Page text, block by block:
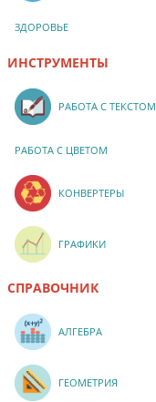
ЗДОРОВЬЕ
ИНСТРУМЕНТЫ
РАБОТА С ТЕКСТОМ
РАБОТА С ЦВЕТОМ
КОНВЕРТЕРЫ
ГРАФИКИ
СПРАВОЧНИК
АЛГЕБРА
ГЕОМЕТРИЯ